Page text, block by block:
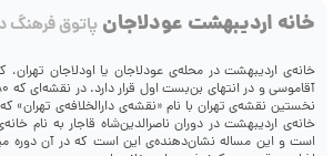
خانه اردیبهشت عودلاجان پاتوق فرهنگ
خانه‌ی اردیبهشت در محله‌ی عودلاجان یا اودلاجان
نخستین نقشه‌ی تهران با نام «نقشه‌ی دارالخلافه‌ی تهران»
خانه‌ی اردیبهشت در دوران ناصرالدین‌شاه قاجار به نام
است و این مساله نشان‌دهنده‌ی این است که در آن دوره